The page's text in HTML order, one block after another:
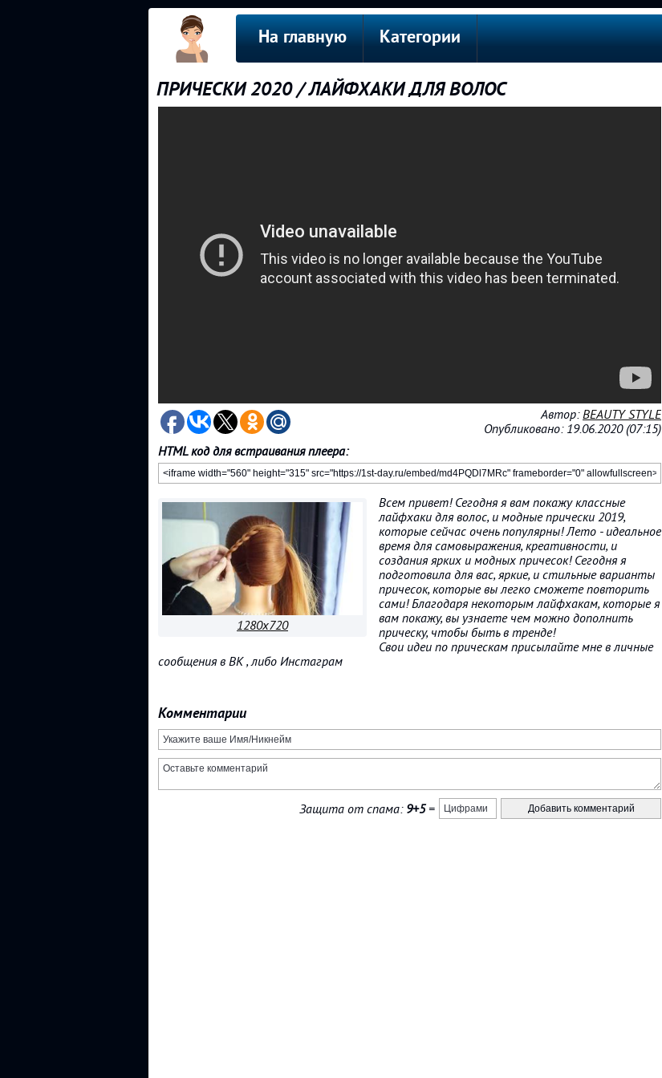
На главную Категории
ПРИЧЕСКИ 2020 / ЛАЙФХАКИ ДЛЯ ВОЛОС
Автор:BEAUTY STYLE
Опубликовано: 19.06.2020 (07:15)
HTML код для встраивания плеера:
1280x720
Всем привет! Сегодня я вам покажу классные
лайфхаки для волос, и модные прически 2019,
которые сейчас очень популярны! Лето - идеальное
время для самовыражения, креативности, и
создания ярких и модных причесок! Сегодня я
подготовила для вас, яркие, и стильные варианты
причесок, которые вы легко сможете повторить
сами! Благодаря некоторым лайфхакам, которые я
вам покажу, вы узнаете чем можно дополнить
прическу, чтобы быть в тренде!
Свои идеи по прическам присылайте мне в личные
сообщения в ВК , либо Инстаграм
Комментарии
Защита от спама: 9+5=